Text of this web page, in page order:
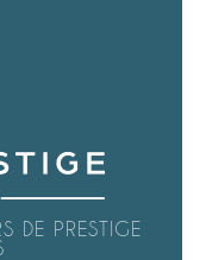
DE PRESTIGE